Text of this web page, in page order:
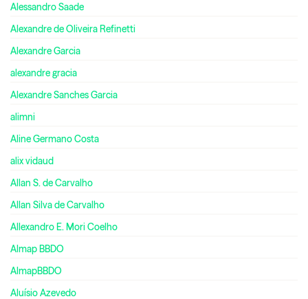
Alessandro Saade
Alexandre de Oliveira Refinetti
Alexandre Garcia
alexandre gracia
Alexandre Sanches Garcia
alimni
Aline Germano Costa
alix vidaud
Allan S. de Carvalho
Allan Silva de Carvalho
Allexandro E. Mori Coelho
Almap BBDO
AlmapBBDO
Aluísio Azevedo